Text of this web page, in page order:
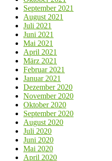
September 2021
August 2021
Juli 2021
Juni 2021
Mai 2021
April 2021
März 2021
Februar 2021
Januar 2021
Dezember 2020
November 2020
Oktober 2020
September 2020
August 2020
Juli 2020
Juni 2020
Mai 2020
April 2020